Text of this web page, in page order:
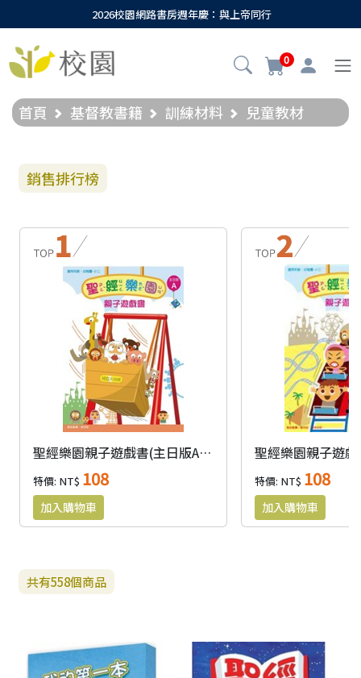
2026校園網路書房週年慶：與上帝同行
0
首頁 基督教書籍 訓練材料 兒童教材
銷售排行榜
聖經樂園親子遊戲書(主日版A)適用幼稚園-小二
特價: NT$ 108 特價: NT$ 108
共有558個商品